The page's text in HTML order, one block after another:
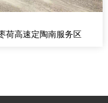
荷高速定陶南服务区